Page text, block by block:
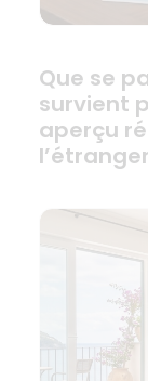
Que se
survient
aperçu
l’étranger